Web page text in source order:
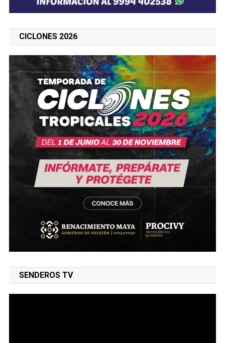
CICLONES 2026
SENDEROS TV